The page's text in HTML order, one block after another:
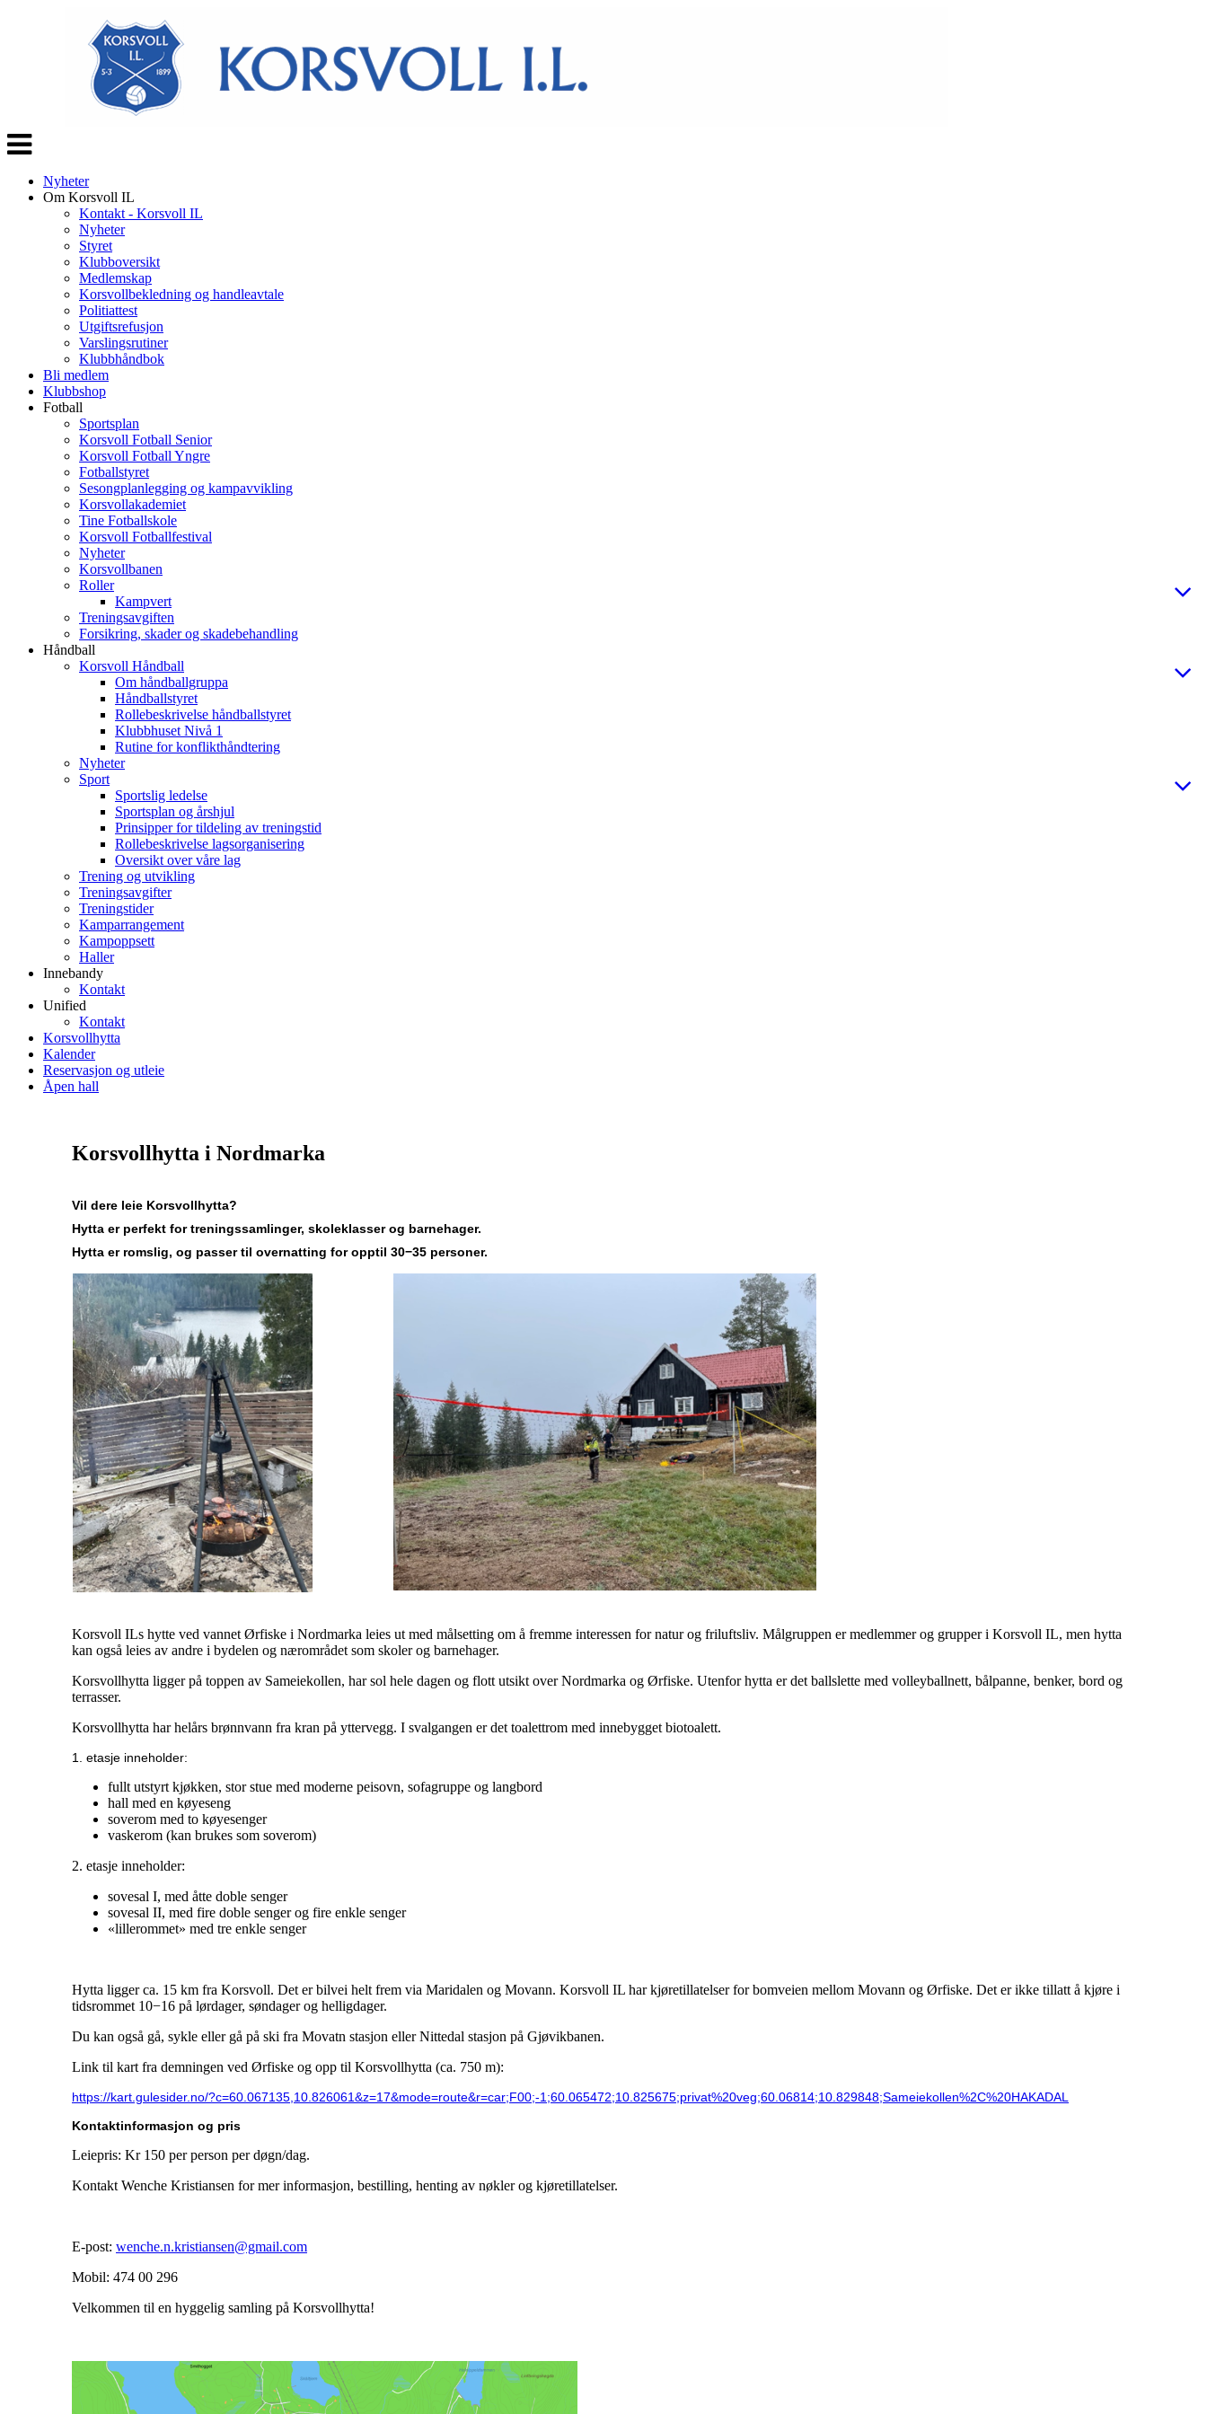
Veksle
navigasjon
Nyheter
Om Korsvoll IL
Kontakt - Korsvoll IL
Nyheter
Styret
Klubboversikt
Medlemskap
Korsvollbekledning og handleavtale
Politiattest
Utgiftsrefusjon
Varslingsrutiner
Klubbhåndbok
Bli medlem
Klubbshop
Fotball
Sportsplan
Korsvoll Fotball Senior
Korsvoll Fotball Yngre
Fotballstyret
Sesongplanlegging og kampavvikling
Korsvollakademiet
Tine Fotballskole
Korsvoll Fotballfestival
Nyheter
Korsvollbanen
Roller
Kampvert
Treningsavgiften
Forsikring, skader og skadebehandling
Håndball
Korsvoll Håndball
Om håndballgruppa
Håndballstyret
Rollebeskrivelse håndballstyret
Klubbhuset Nivå 1
Rutine for konflikthåndtering
Nyheter
Sport
Sportslig ledelse
Sportsplan og årshjul
Prinsipper for tildeling av treningstid
Rollebeskrivelse lagsorganisering
Oversikt over våre lag
Trening og utvikling
Treningsavgifter
Treningstider
Kamparrangement
Kampoppsett
Haller
Innebandy
Kontakt
Unified
Kontakt
Korsvollhytta
Kalender
Reservasjon og utleie
Åpen hall
Korsvollhytta i Nordmarka
Vil dere leie Korsvollhytta?
Hytta er perfekt for treningssamlinger, skoleklasser og barnehager.
Hytta er romslig, og passer til overnatting for opptil 30−35 personer.
Korsvoll ILs hytte ved vannet Ørfiske i Nordmarka leies ut med målsetting om å fremme interessen for natur og friluftsliv. Målgruppen er medlemmer og grupper i Korsvoll IL, men hytta
kan også leies av andre i bydelen og nærområdet som skoler og barnehager.
Korsvollhytta ligger på toppen av Sameiekollen, har sol hele dagen og flott utsikt over Nordmarka og Ørfiske. Utenfor hytta er det ballslette med volleyballnett, bålpanne, benker, bord og
terrasser.
Korsvollhytta har helårs brønnvann fra kran på yttervegg. I svalgangen er det toalettrom med innebygget biotoalett.
1. etasje inneholder:
fullt utstyrt kjøkken, stor stue med moderne peisovn, sofagruppe og langbord
hall med en køyeseng
soverom med to køyesenger
vaskerom (kan brukes som soverom)
2. etasje inneholder:
sovesal I, med åtte doble senger
sovesal II, med fire doble senger og fire enkle senger
«lillerommet» med tre enkle senger
Hytta ligger ca. 15 km fra Korsvoll. Det er bilvei helt frem via Maridalen og Movann. Korsvoll IL har kjøretillatelser for bomveien mellom Movann og Ørfiske. Det er ikke tillatt å kjøre i
tidsrommet 10−16 på lørdager, søndager og helligdager.
Du kan også gå, sykle eller gå på ski fra Movatn stasjon eller Nittedal stasjon på Gjøvikbanen.
Link til kart fra demningen ved Ørfiske og opp til Korsvollhytta (ca. 750 m):
https://kart.gulesider.no/?c=60.067135,10.826061&z=17&mode=route&r=car;F00;-1;60.065472;10.825675;privat%20veg;60.06814;10.829848;Sameiekollen%2C%20HAKADAL
Kontaktinformasjon og pris
Leiepris: Kr 150 per person per døgn/dag.
Kontakt Wenche Kristiansen for mer informasjon, bestilling, henting av nøkler og kjøretillatelser.
E-post: wenche.n.kristiansen@gmail.com
Mobil: 474 00 296
Velkommen til en hyggelig samling på Korsvollhytta!